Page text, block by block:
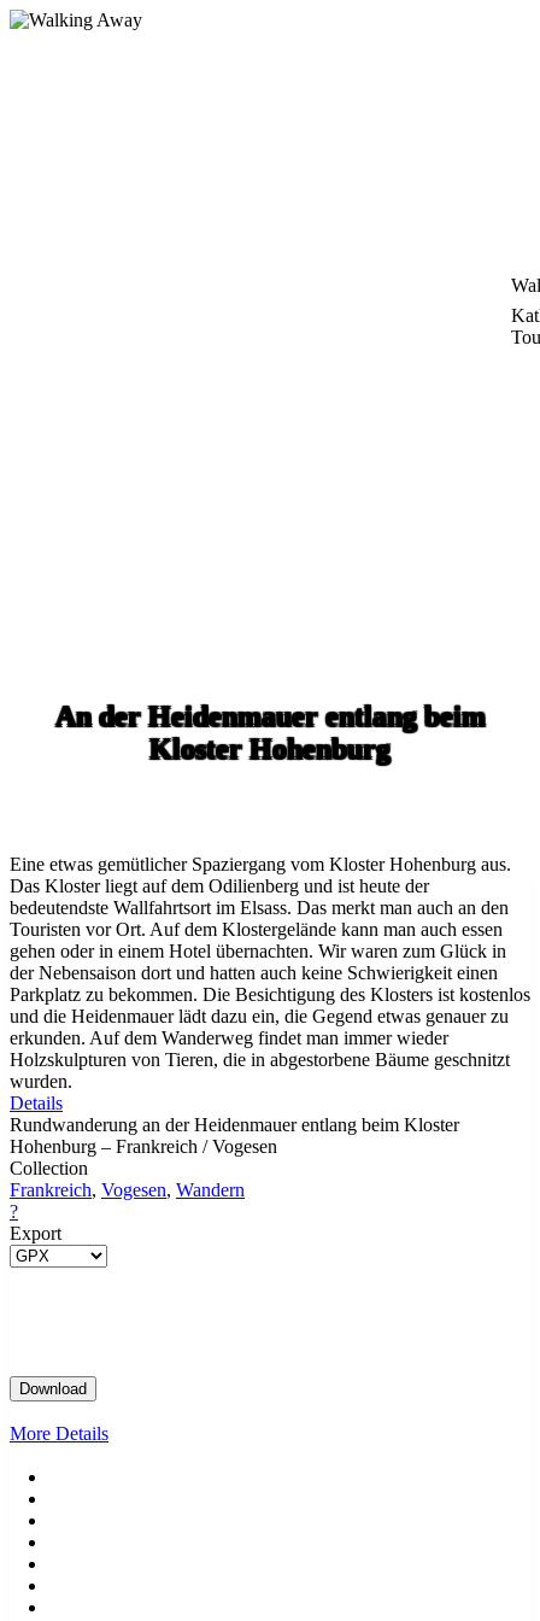
Zum
An der Heidenmauer entlang beim
Kloster Hohenburg
Eine etwas gemütlicher Spaziergang vom Kloster Hohenburg aus.
Das Kloster liegt auf dem Odilienberg und ist heute der
bedeutendste Wallfahrtsort im Elsass. Das merkt man auch an den
Touristen vor Ort. Auf dem Klostergelände kann man auch essen
gehen oder in einem Hotel übernachten. Wir waren zum Glück in
der Nebensaison dort und hatten auch keine Schwierigkeit einen
Parkplatz zu bekommen. Die Besichtigung des Klosters ist kostenlos
und die Heidenmauer lädt dazu ein, die Gegend etwas genauer zu
erkunden. Auf dem Wanderweg findet man immer wieder
Holzskulpturen von Tieren, die in abgestorbene Bäume geschnitzt
wurden.
Details
Rundwanderung an der Heidenmauer entlang beim Kloster
Hohenburg – Frankreich / Vogesen
Collection
Frankreich, Vogesen, Wandern
?
Export
More Details